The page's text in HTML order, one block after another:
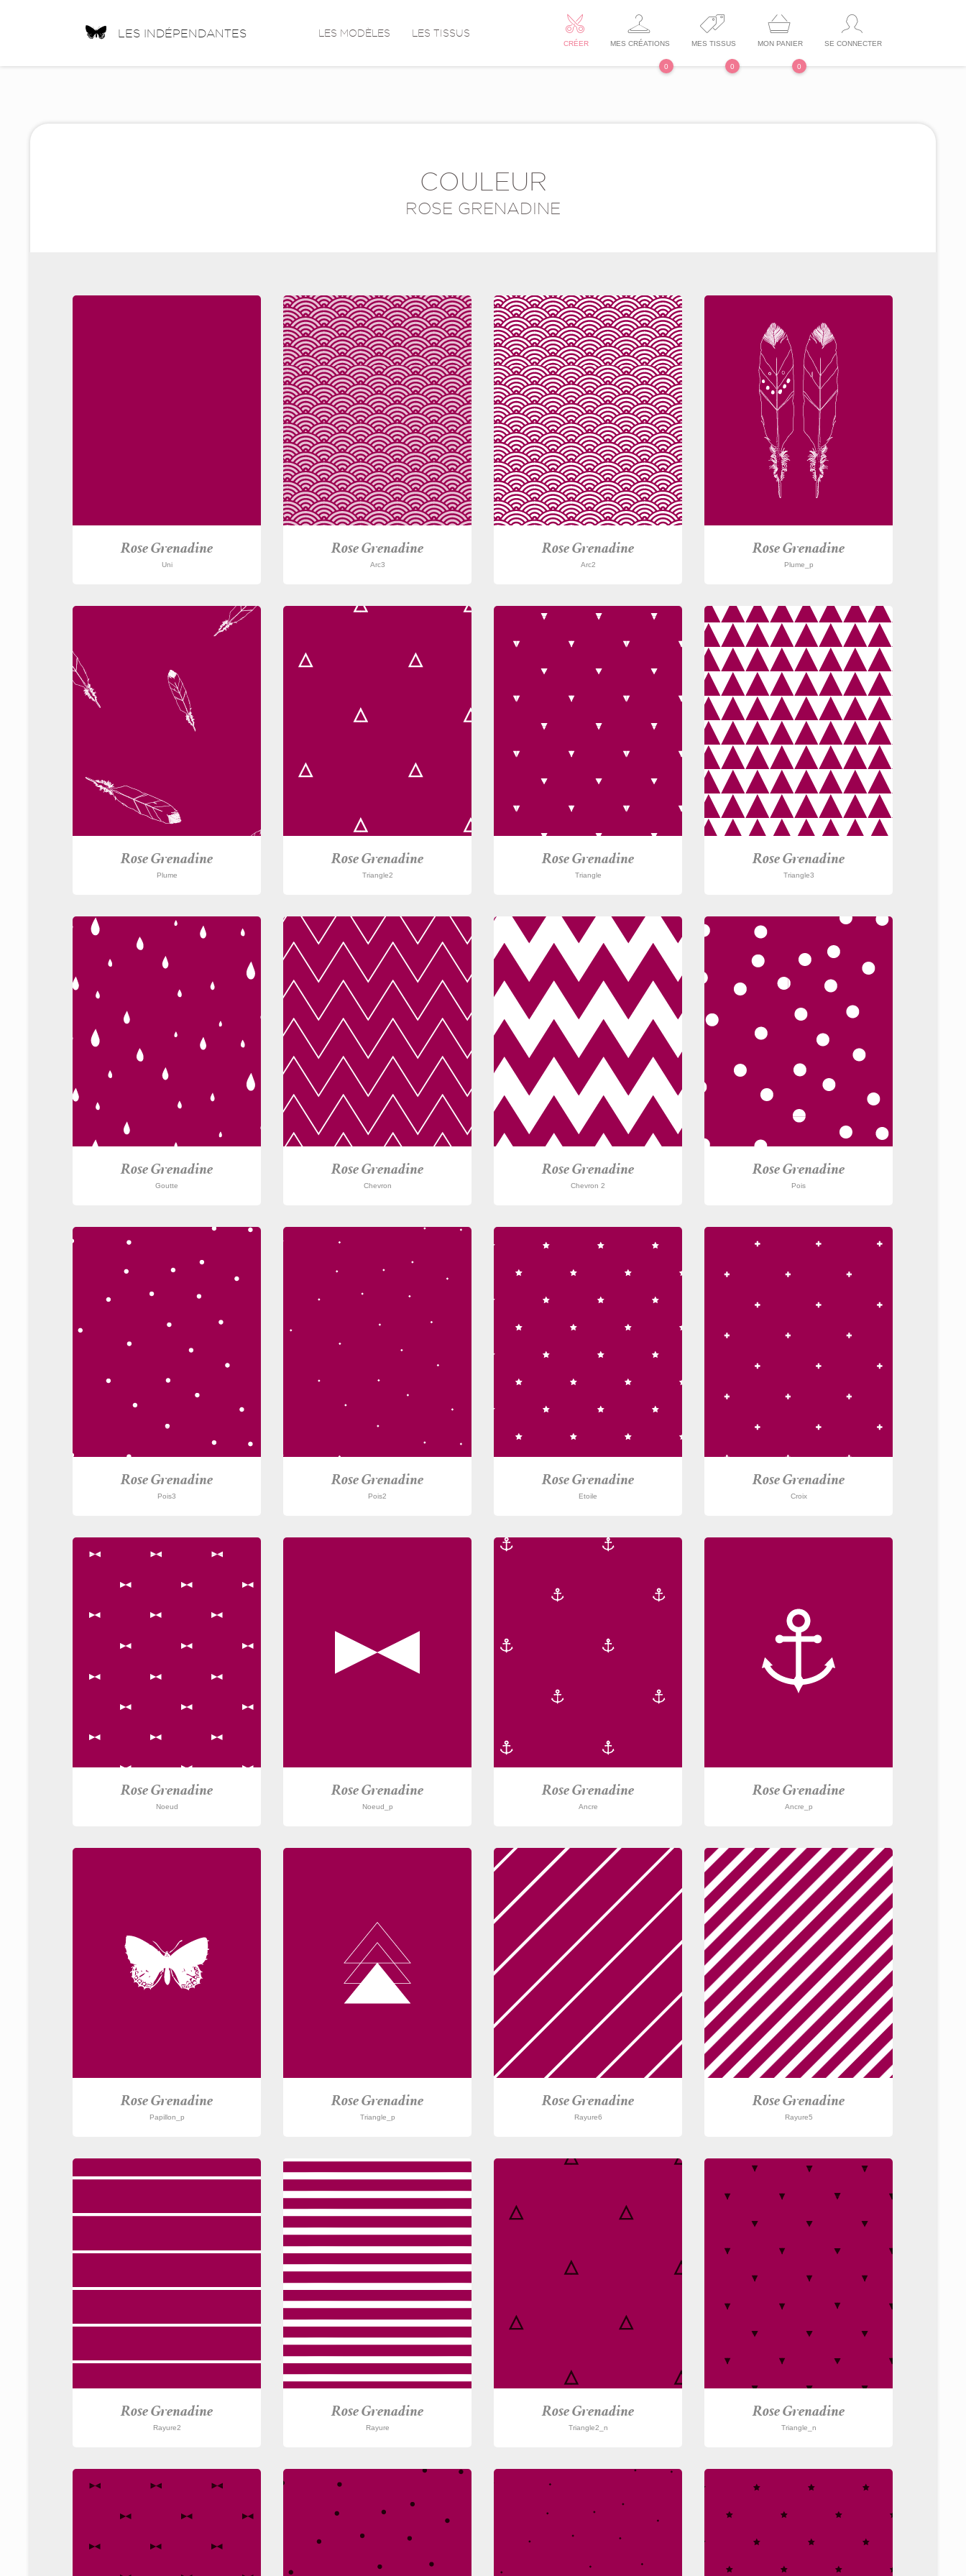
LES INDÉPENDANTES LES MODÈLES LES TISSUS
CRÉER MES CRÉATIONS
0
MES TISSUS
0
MON PANIER
0
SE CONNECTER
COULEUR
ROSE GRENADINE
Rose Grenadine
Uni
Rose Grenadine
Arc3
Rose Grenadine
Arc2
Rose Grenadine
Plume_p
Rose Grenadine
Plume
Rose Grenadine
Triangle2
Rose Grenadine
Triangle
Rose Grenadine
Triangle3
Rose Grenadine
Goutte
Rose Grenadine
Chevron
Rose Grenadine
Chevron 2
Rose Grenadine
Pois
Rose Grenadine
Pois3
Rose Grenadine
Pois2
Rose Grenadine
Etoile
Rose Grenadine
Croix
Rose Grenadine
Noeud
Rose Grenadine
Noeud_p
Rose Grenadine
Ancre
Rose Grenadine
Ancre_p
Rose Grenadine
Papillon_p
Rose Grenadine
Triangle_p
Rose Grenadine
Rayure6
Rose Grenadine
Rayure5
Rose Grenadine
Rayure2
Rose Grenadine
Rayure
Rose Grenadine
Triangle2_n
Rose Grenadine
Triangle_n